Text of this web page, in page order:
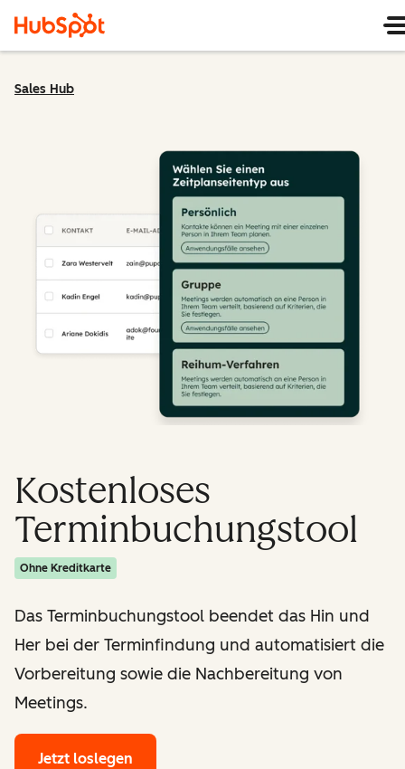
Sales Hub
Kostenloses
Terminbuchungstool
Ohne Kreditkarte
Das Terminbuchungstool beendet das Hin und
Her bei der Terminfindung und automatisiert die
Vorbereitung sowie die Nachbereitung von
Meetings.
Jetzt loslegen